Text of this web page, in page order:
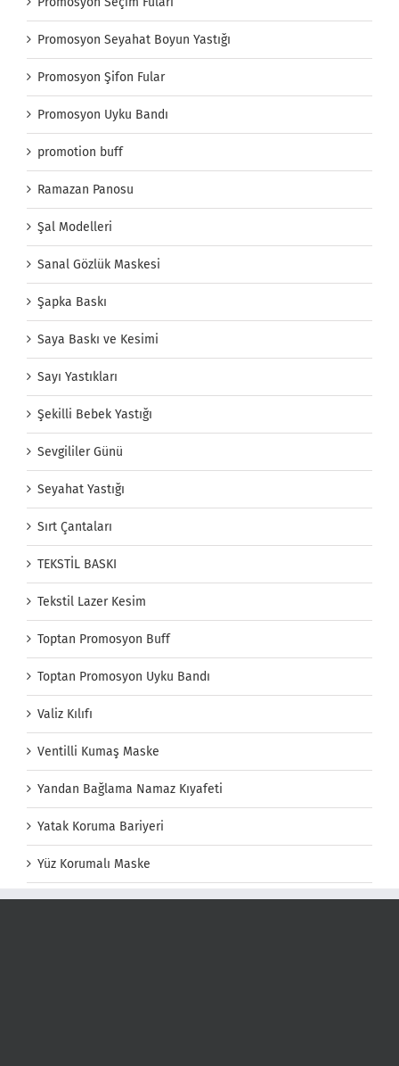
Promosyon Seyahat Boyun Yastığı
Promosyon Şifon Fular
Promosyon Uyku Bandı
promotion buff
Ramazan Panosu
Şal Modelleri
Sanal Gözlük Maskesi
Şapka Baskı
Saya Baskı ve Kesimi
Sayı Yastıkları
Şekilli Bebek Yastığı
Sevgililer Günü
Seyahat Yastığı
Sırt Çantaları
TEKSTİL BASKI
Tekstil Lazer Kesim
Toptan Promosyon Buff
Toptan Promosyon Uyku Bandı
Valiz Kılıfı
Ventilli Kumaş Maske
Yandan Bağlama Namaz Kıyafeti
Yatak Koruma Bariyeri
Yüz Korumalı Maske